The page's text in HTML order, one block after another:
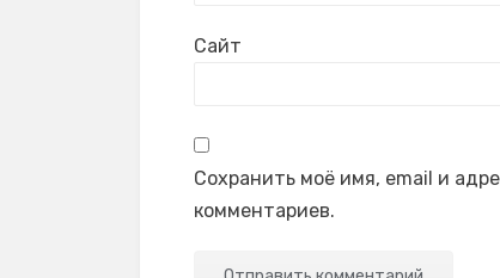
Сайт
Сохранить моё имя, email и
комментариев.